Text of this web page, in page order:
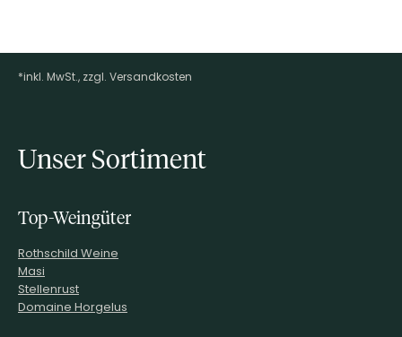
Footer-Menü
*inkl. MwSt., zzgl. Versandkosten
Unser Sortiment
Top-Weingüter
Rothschild Weine
Masi
Stellenrust
Domaine Horgelus